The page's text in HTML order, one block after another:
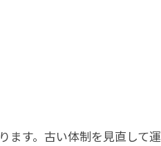
ます。古い体制を見直して運